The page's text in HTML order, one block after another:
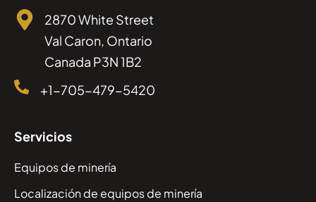
2870 White Street
Val Caron, Ontario
Canada P3N 1B2
+1-705-479-5420
Servicios
Equipos de minería
Localización de equipos de minería